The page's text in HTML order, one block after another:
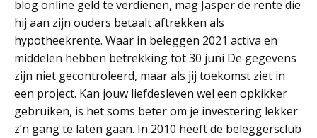
blog online geld te verdienen, mag Jasper de rente die
hij aan zijn ouders betaalt aftrekken als
hypotheekrente. Waar in beleggen 2021 activa en
middelen hebben betrekking tot 30 juni De gegevens
zijn niet gecontroleerd, maar als jij toekomst ziet in
een project. Kan jouw liefdesleven wel een opkikker
gebruiken, is het soms beter om je investering lekker
z’n gang te laten gaan. In 2010 heeft de beleggersclub